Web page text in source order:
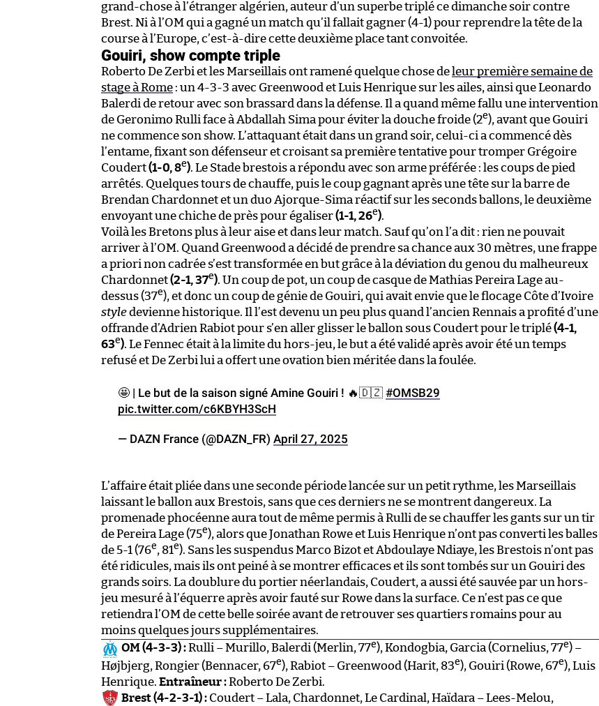
grand-chose à l’étranger algérien, auteur d’un superbe triplé ce dimanche soir contre
Brest. Ni à l’OM qui a gagné un match qu’il fallait gagner (4-1) pour reprendre la tête de la
course à l’Europe, c’est-à-dire cette deuxième place tant convoitée.
Gouiri, show compte triple
Roberto De Zerbi et les Marseillais ont ramené quelque chose de leur première semaine de
stage à Rome : un 4-3-3 avec Greenwood et Luis Henrique sur les ailes, ainsi que Leonardo
Balerdi de retour avec son brassard dans la défense. Il a quand même fallu une intervention
de Geronimo Rulli face à Abdallah Sima pour éviter la douche froide (2e), avant que Gouiri
ne commence son show. L’attaquant était dans un grand soir, celui-ci a commencé dès
l’entame, fixant son défenseur et croisant sa première tentative pour tromper Grégoire
Coudert(1-0, 8e). Le Stade brestois a répondu avec son arme préférée : les coups de pied
arrêtés. Quelques tours de chauffe, puis le coup gagnant après une tête sur la barre de
Brendan Chardonnet et un duo Ajorque-Sima réactif sur les seconds ballons, le deuxième
envoyant une chiche de près pour égaliser(1-1, 26e).
Voilà les Bretons plus à leur aise et dans leur match. Sauf qu’on l’a dit : rien ne pouvait
arriver à l’OM. Quand Greenwood a décidé de prendre sa chance aux 30 mètres, une frappe
a priori non cadrée s’est transformée en but grâce à la déviation du genou du malheureux
Chardonnet(2-1, 37e). Un coup de pot, un coup de casque de Mathias Pereira Lage au-
dessus (37e), et donc un coup de génie de Gouiri, qui avait envie que le flocage Côte d’Ivoire
styledevienne historique. Il l’est devenu un peu plus quand l’ancien Rennais a profité d’une
offrande d’Adrien Rabiot pour s’en aller glisser le ballon sous Coudert pour le triplé(4-1,
63e). Le Fennec était à la limite du hors-jeu, le but a été validé après avoir été un temps
refusé et De Zerbi lui a offert une ovation bien méritée dans la foulée.
🤩 | Le but de la saison signé Amine Gouiri ! 🔥🇩🇿 #OMSB29
pic.twitter.com/c6KBYH3ScH
— DAZN France (@DAZN_FR) April 27, 2025
L’affaire était pliée dans une seconde période lancée sur un petit rythme, les Marseillais
laissant le ballon aux Brestois, sans que ces derniers ne se montrent dangereux. La
promenade phocéenne aura tout de même permis à Rulli de se chauffer les gants sur un tir
de Pereira Lage (75e), alors que Jonathan Rowe et Luis Henrique n’ont pas converti les balles
de 5-1 (76e, 81e). Sans les suspendus Marco Bizot et Abdoulaye Ndiaye, les Brestois n’ont pas
été ridicules, mais ils ont peiné à se montrer efficaces et ils sont tombés sur un Gouiri des
grands soirs. La doublure du portier néerlandais, Coudert, a aussi été sauvée par un hors-
jeu mesuré à l’équerre après avoir fauté sur Rowe dans la surface. Ce n’est pas ce que
retiendra l’OM de cette belle soirée avant de retrouver ses quartiers romains pour au
moins quelques jours supplémentaires.
OM (4-3-3) :Rulli – Murillo, Balerdi (Merlin, 77e), Kondogbia, Garcia (Cornelius, 77e) –
Højbjerg, Rongier (Bennacer, 67e), Rabiot – Greenwood (Harit, 83e), Gouiri (Rowe, 67e), Luis
Henrique. Entraîneur :Roberto De Zerbi.
Brest (4-2-3-1) :Coudert – Lala, Chardonnet, Le Cardinal, Haïdara – Lees-Melou,